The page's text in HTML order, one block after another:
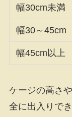
幅30cm未満
幅30～45cm
幅45cm以上
ケージの高さ
全に出入りで